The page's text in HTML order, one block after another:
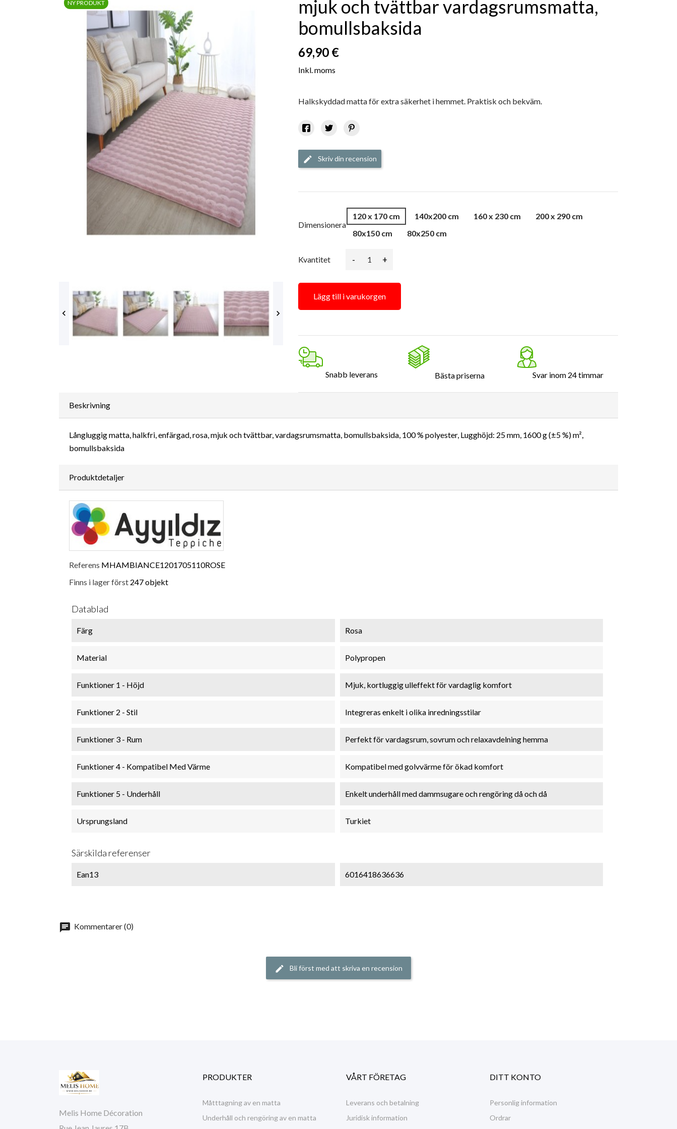
NY PRODUKT
 
mjuk och tvättbar vardagsrumsmatta,
bomullsbaksida
69,90 €
Inkl. moms
Halkskyddad matta för extra säkerhet i hemmet. Praktisk och bekväm.
edit Skriv din recension
Dimensionera
120 x 170 cm 140x200 cm 160 x 230 cm
200 x 290 cm
80x150 cm
80x250 cm
Kvantitet - +
Lägg till i varukorgen
Snabb leverans Bästa priserna Svar inom 24 timmar
Beskrivning
Långluggig matta, halkfri, enfärgad, rosa, mjuk och tvättbar, vardagsrumsmatta, bomullsbaksida, 100 % polyester, Lugghöjd: 25 mm, 1600 g (±5 %) m²,
bomullsbaksida
Produktdetaljer
Referens MHAMBIANCE1201705110ROSE
Finns i lager först 247 objekt
Datablad
Färg Rosa
Material Polypropen
Funktioner 1 - Höjd Mjuk, kortluggig ulleffekt för vardaglig komfort
Funktioner 2 - Stil Integreras enkelt i olika inredningsstilar
Funktioner 3 - Rum Perfekt för vardagsrum, sovrum och relaxavdelning hemma
Funktioner 4 - Kompatibel Med Värme Kompatibel med golvvärme för ökad komfort
Funktioner 5 - Underhåll Enkelt underhåll med dammsugare och rengöring då och då
Ursprungsland Turkiet
Särskilda referenser
Ean13 6016418636636
chat Kommentarer (0)
edit Bli först med att skriva en recension
Melis Home Décoration
PRODUKTER
Måtttagning av en matta
Underhåll och rengöring av en matta
VÅRT FÖRETAG
Leverans och betalning
Juridisk information
DITT KONTO
Personlig information
Ordrar